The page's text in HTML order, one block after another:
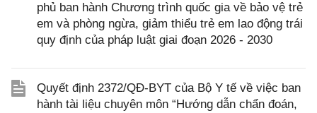
phủ ban hành Chương trình quốc gia về bảo vệ trẻ
em và phòng ngừa, giảm thiểu trẻ em lao động trái
quy định của pháp luật giai đoạn 2026 - 2030
Quyết định 2372/QĐ-BYT của Bộ Y tế về việc ban
hành tài liệu chuyên môn “Hướng dẫn chẩn đoán,